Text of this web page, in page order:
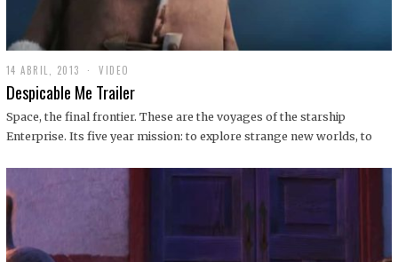
14 ABRIL, 2013
9
D
C
I
1
VIDEO
Despicable Me Trailer
Space, the final frontier. These are the voyages of the starship
Enterprise. Its five year mission: to explore strange new worlds, to